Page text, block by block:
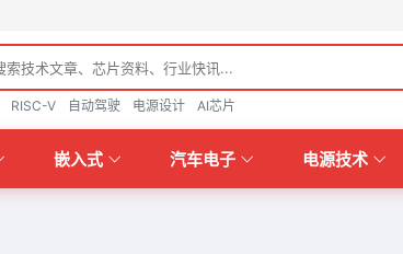
RISC-V 自动驾驶 电源设计 AI芯片
嵌入式 汽车电子 电源技术